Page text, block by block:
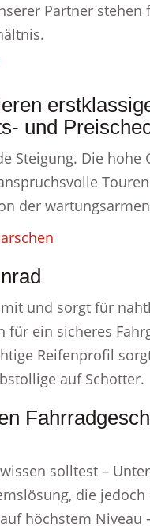
Partner
und
Steigung. Die
der
und sorgt für
für ein sicheres
Reifenprofil
auf Schotter.
solltest –
die
höchstem